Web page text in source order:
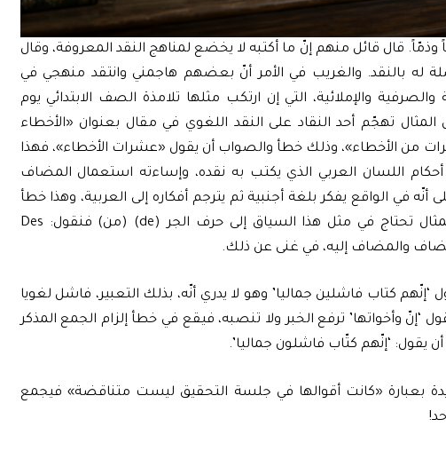
وذمّاً. قال قائل منهم إنّ ما أكتبه لا يخضع لمناهج النقد المعروفة، وقال
له بالنقد. والغريب في الأمر أنّ بعضهم هاجمني وانتقد منهجي في
والإملائية، التي إن ارتكب مثلها تلامذة الصف الابتدائي يوم
تهجّم أحد النقاد على النقد اللغوي في مقال بعنوان «الأخطاء
من الأخطاء»، وذلك خطأ والصواب أن يقول «عشرات الأخطاء»، فهذا
أحكام اللسان العربي الذي يكتب به نقده، وإساءته استعمال المضاف
في الواقع يفكر بلغة أجنبية ثم يترجم أفكاره إلى العربية، وهذا خطأ
فظيع، فاللّغة الفرنسية على سبيل المثال تحتاج في مثل هذا السياق إلى حرف الجر (de) (من) فنقول: Des
‘إنّهم كتاب فاشلين جماليا’ وهو لا يدري أنّه، بذلك التعبير، فاشل لغويا
‘إنّ وأخواتها’ ترفع الخبر ولا تنصبه، فيقع في خطأ إلزام الجمع المذكر
يقول: ‘إنّهم كتّاب فاشلون جماليا’.
بعبارة «كانت أقوالها في جلسة التحقيق ليست متناقضة» فيجمع